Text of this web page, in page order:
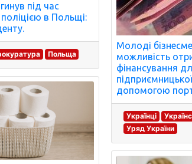
під час
в Польщі:
Польща
Молоді
можливість
фінансування
допомогою
Українці
Уряд України